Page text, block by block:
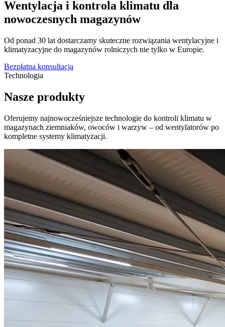
Wentylacja i kontrola klimatu dla
nowoczesnych magazynów
Od ponad 30 lat dostarczamy skuteczne rozwiązania wentylacyjne i
klimatyzacyjne do magazynów rolniczych nie tylko w Europie.
Bezpłatna konsultacja
Technologia
Nasze produkty
Oferujemy najnowocześniejsze technologie do kontroli klimatu w
magazynach ziemniaków, owoców i warzyw – od wentylatorów po
kompletne systemy klimatyzacji.